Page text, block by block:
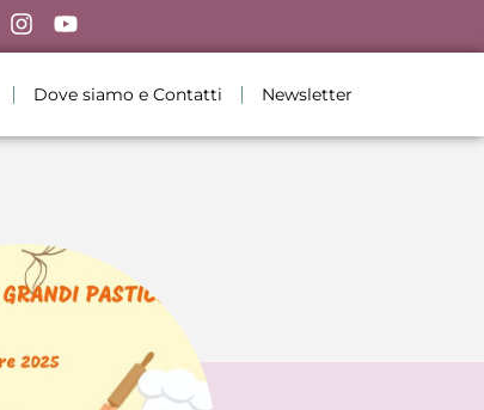
Dove siamo e Contatti Newsletter